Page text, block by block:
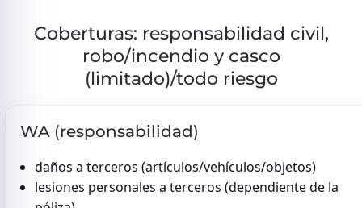
Coberturas: responsabilidad civil,
robo/incendio y casco
(limitado)/todo riesgo
WA (responsabilidad)
daños a terceros (artículos/vehículos/objetos)
lesiones personales a terceros (dependiente de la